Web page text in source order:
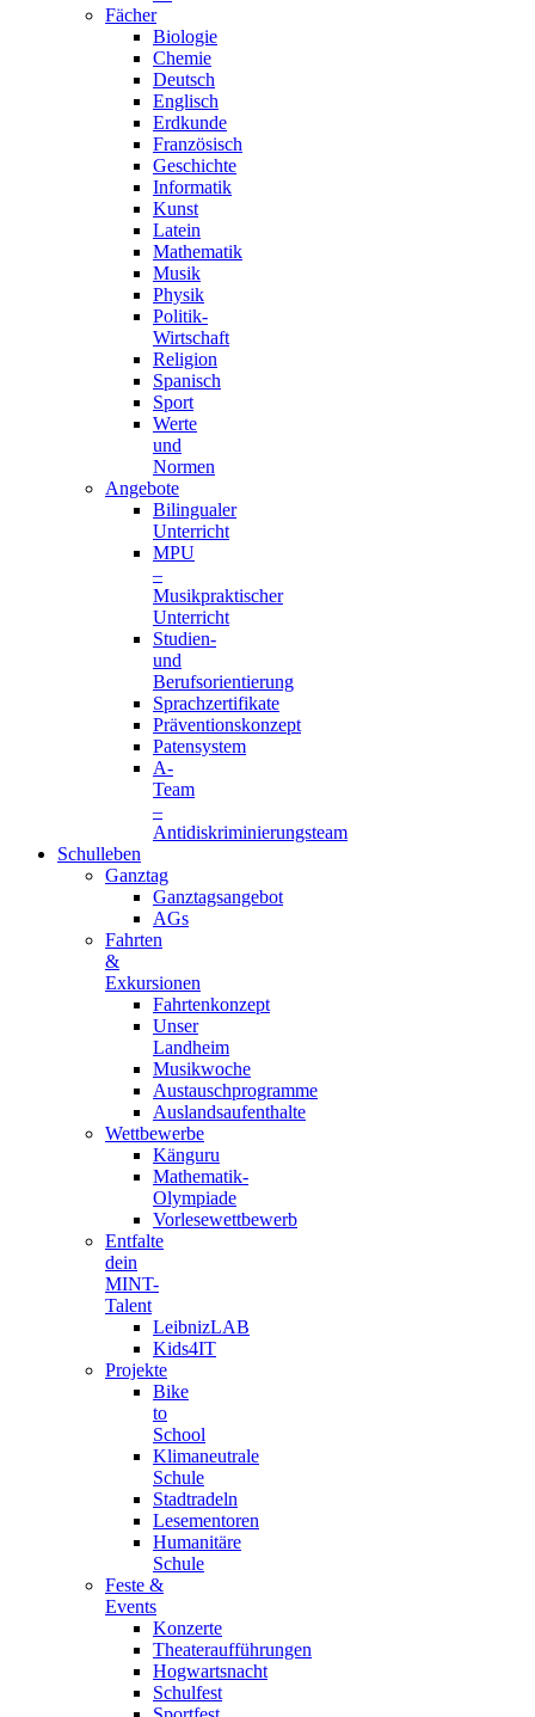
Fächer
Biologie
Chemie
Deutsch
Englisch
Erdkunde
Französisch
Geschichte
Informatik
Kunst
Latein
Mathematik
Musik
Physik
Politik-
Wirtschaft
Religion
Spanisch
Sport
Werte
und
Normen
Angebote
Bilingualer
Unterricht
MPU
–
Musikpraktischer
Unterricht
Studien-
und
Berufsorientierung
Sprachzertifikate
Präventionskonzept
Patensystem
A-
Team
–
Antidiskriminierungsteam
Schulleben
Ganztag
Ganztagsangebot
AGs
Fahrten
&
Exkursionen
Fahrtenkonzept
Unser
Landheim
Musikwoche
Austauschprogramme
Auslandsaufenthalte
Wettbewerbe
Känguru
Mathematik-
Olympiade
Vorlesewettbewerb
Entfalte
dein
MINT-
Talent
LeibnizLAB
Kids4IT
Projekte
Bike
to
School
Klimaneutrale
Schule
Stadtradeln
Lesementoren
Humanitäre
Schule
Feste &
Events
Konzerte
Theateraufführungen
Hogwartsnacht
Schulfest